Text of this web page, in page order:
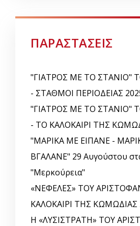
ΠΑΡΑΣΤΑΣΕΙΣ
"ΓΙΑΤΡΟΣ ΜΕ ΤΟ ΣΤΑΝΙΟ"
- ΣΤΑΘΜΟΙ ΠΕΡΙΟΔΕΙΑΣ
"ΓΙΑΤΡΟΣ ΜΕ ΤΟ ΣΤΑΝΙΟ"
- ΤΟ ΚΑΛΟΚΑΙΡΙ ΤΗΣ
"ΜΑΡΙΚΑ ΜΕ ΕΙΠΑΝΕ -
ΒΓΑΛΑΝΕ" 29 Αυγούστου
"Μερκούρεια"
«ΝΕΦΕΛΕΣ» ΤΟΥ
ΚΑΛΟΚΑΙΡΙ ΤΗΣ ΚΩΜΩΔΙΑΣ
Η «ΛΥΣΙΣΤΡΑΤΗ» ΤΟΥ